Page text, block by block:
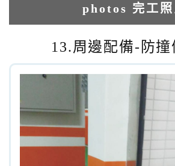
photos 完工照
1.人臉辨識系統實績
3.車牌辨識收費系統實績
4.車牌辨識收費系統-客製化實績
5.停車收費系統系列實績
13.周邊配備-防撞